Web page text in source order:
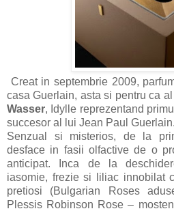
Creat in septembrie 2009,
casa Guerlain, asta si pentru ca
Wasser, Idylle reprezentand
succesor al lui Jean Paul Guerlain.
Senzual si misterios, de la
desface in fasii olfactive de o
anticipat. Inca de la
iasomie, frezie si liliac innobilat
pretiosi (Bulgarian Roses
Plessis Robinson Rose –